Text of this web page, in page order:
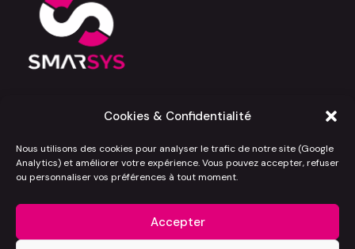
Cookies & Confidentialité
Nous utilisons des cookies pour analyser le trafic de notre site (Google
Analytics) et améliorer votre expérience. Vous pouvez accepter, refuser
ou personnaliser vos préférences à tout moment.
Accepter
Salesforce et IA pour les entreprises qui
mauvaises surprises.
Politique de confidentialité